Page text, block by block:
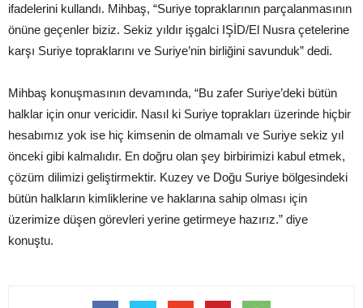
ifadelerini kullandı. Mihbaş, “Suriye topraklarının parçalanmasının
önüne geçenler biziz. Sekiz yıldır işgalci IŞİD/El Nusra çetelerine
karşı Suriye topraklarını ve Suriye’nin birliğini savunduk” dedi.
Mihbaş konuşmasının devamında, “Bu zafer Suriye’deki bütün
halklar için onur vericidir. Nasıl ki Suriye toprakları üzerinde hiçbir
hesabımız yok ise hiç kimsenin de olmamalı ve Suriye sekiz yıl
önceki gibi kalmalıdır. En doğru olan şey birbirimizi kabul etmek,
çözüm dilimizi geliştirmektir. Kuzey ve Doğu Suriye bölgesindeki
bütün halkların kimliklerine ve haklarına sahip olması için
üzerimize düşen görevleri yerine getirmeye hazırız.” diye
konuştu.